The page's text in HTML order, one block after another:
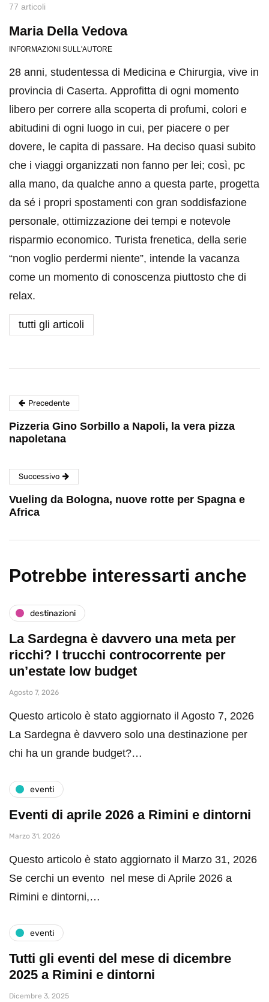
77 articoli
Maria Della Vedova
INFORMAZIONI SULL'AUTORE
28 anni, studentessa di Medicina e Chirurgia, vive in
provincia di Caserta. Approfitta di ogni momento
libero per correre alla scoperta di profumi, colori e
abitudini di ogni luogo in cui, per piacere o per
dovere, le capita di passare. Ha deciso quasi subito
che i viaggi organizzati non fanno per lei; così, pc
alla mano, da qualche anno a questa parte, progetta
da sé i propri spostamenti con gran soddisfazione
personale, ottimizzazione dei tempi e notevole
risparmio economico. Turista frenetica, della serie
“non voglio perdermi niente”, intende la vacanza
come un momento di conoscenza piuttosto che di
relax.
tutti gli articoli
Precedente
Pizzeria Gino Sorbillo a Napoli, la vera pizza
napoletana
Successivo
Vueling da Bologna, nuove rotte per Spagna e
Africa
Potrebbe interessarti anche
destinazioni
La Sardegna è davvero una meta per
ricchi? I trucchi controcorrente per
un’estate low budget
Agosto 7, 2026
Questo articolo è stato aggiornato il Agosto 7, 2026
La Sardegna è davvero solo una destinazione per
chi ha un grande budget?…
eventi
Eventi di aprile 2026 a Rimini e dintorni
Marzo 31, 2026
Questo articolo è stato aggiornato il Marzo 31, 2026
Se cerchi un evento nel mese di Aprile 2026 a
Rimini e dintorni,…
eventi
Tutti gli eventi del mese di dicembre
2025 a Rimini e dintorni
Dicembre 3, 2025